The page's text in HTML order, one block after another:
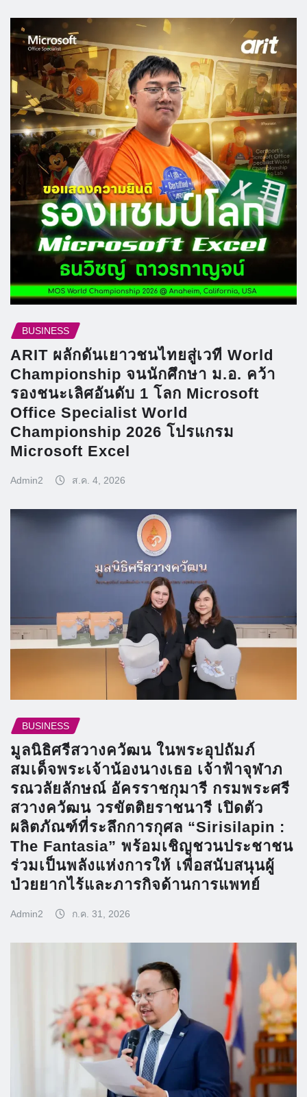
BUSINESS
ARIT ผลักดันเยาวชนไทยสู่เวที World
Championship จนนักศึกษา ม.อ. คว้า
รองชนะเลิศอันดับ 1 โลก Microsoft
Office Specialist World
Championship 2026 โปรแกรม
Microsoft Excel
Admin2 ส.ค. 4, 2026
BUSINESS
มูลนิธิศรีสวางควัฒน ในพระอุปถัมภ์
สมเด็จพระเจ้าน้องนางเธอ เจ้าฟ้าจุฬาภ
รณวลัยลักษณ์ อัครราชกุมารี กรมพระศรี
สวางควัฒน วรขัตติยราชนารี เปิดตัว
ผลิตภัณฑ์ที่ระลึกการกุศล “Sirisilapin :
The Fantasia” พร้อมเชิญชวนประชาชน
ร่วมเป็นพลังแห่งการให้ เพื่อสนับสนุนผู้
ป่วยยากไร้และภารกิจด้านการแพทย์
Admin2 ก.ค. 31, 2026